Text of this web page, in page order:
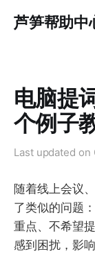
芦笋帮助中
电脑提
个例子
Last updated on
随着线上会议
了类似的问题
重点、不希望
感到困扰，影